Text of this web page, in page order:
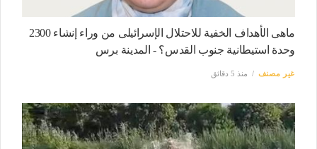
ماهى الأهداف الخفية للاحتلال الإسرائيلى من وراء إنشاء 2300
وحدة استيطانية جنوب القدس؟ - المدينة برس
غير مصنف منذ 5 دقائق